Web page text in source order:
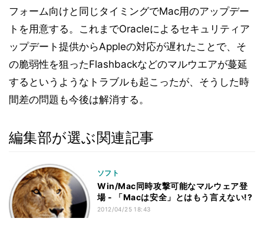
フォーム向けと同じタイミングでMac用のアップデー
トを用意する。これまでOracleによるセキュリティア
ップデート提供からAppleの対応が遅れたことで、そ
の脆弱性を狙ったFlashbackなどのマルウエアが蔓延
するというようなトラブルも起こったが、そうした時
間差の問題も今後は解消する。
編集部が選ぶ関連記事
ソフト
Win/Mac同時攻撃可能なマルウェア登
場 - 「Macは安全」とはもう言えない!?
2012/04/25 18:43